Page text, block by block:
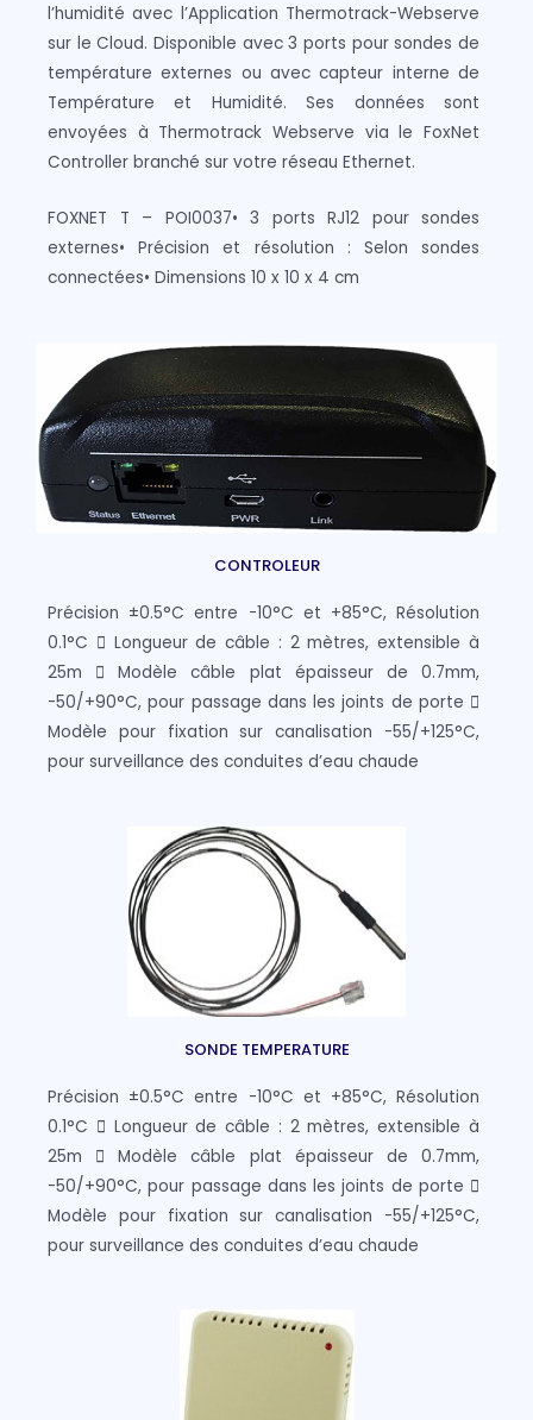
l’humidité avec l’Application Thermotrack-Webserve
sur le Cloud. Disponible avec 3 ports pour sondes de
température externes ou avec capteur interne de
Température et Humidité. Ses données sont
envoyées à Thermotrack Webserve via le FoxNet
Controller branché sur votre réseau Ethernet.
FOXNET T – POI0037• 3 ports RJ12 pour sondes
externes• Précision et résolution : Selon sondes
connectées• Dimensions 10 x 10 x 4 cm
CONTROLEUR
Précision ±0.5°C entre -10°C et +85°C, Résolution
0.1°C  Longueur de câble : 2 mètres, extensible à
25m  Modèle câble plat épaisseur de 0.7mm,
-50/+90°C, pour passage dans les joints de porte 
Modèle pour fixation sur canalisation -55/+125°C,
pour surveillance des conduites d’eau chaude
SONDE TEMPERATURE
Précision ±0.5°C entre -10°C et +85°C, Résolution
0.1°C  Longueur de câble : 2 mètres, extensible à
25m  Modèle câble plat épaisseur de 0.7mm,
-50/+90°C, pour passage dans les joints de porte 
Modèle pour fixation sur canalisation -55/+125°C,
pour surveillance des conduites d’eau chaude